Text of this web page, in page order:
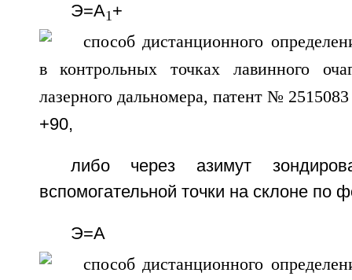
Э=А1 +
+90,
либо через азимут
вспомогательной точки на склоне по
Э=А